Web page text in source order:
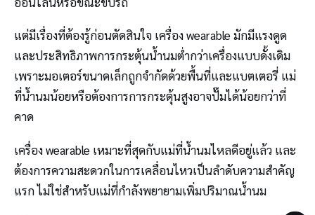
แต่มีเรื่องที่ต้องรู้ก่อนตัดสินใจ เครื่อง wearable มักมีแรงดูด
และประสิทธิภาพการกระตุ้นน้ำนมต่ำกว่าเครื่องแบบดั้งเดิม
เพราะมอเตอร์ขนาดเล็กถูกจำกัดด้วยพื้นที่และแบตเตอรี่ แม่
ที่น้ำนมน้อยหรือต้องการการกระตุ้นสูงอาจปั๊มได้น้อยกว่าที่
คาด
เครื่อง wearable เหมาะที่สุดกับแม่ที่น้ำนมไหลดีอยู่แล้ว และ
ต้องการความสะดวกในการเคลื่อนไหวเป็นลำดับความสำคัญ
แรก ไม่ใช่สำหรับแม่ที่กำลังพยายามเพิ่มปริมาณน้ำนม